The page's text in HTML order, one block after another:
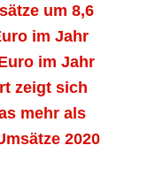
um 8,6
im Jahr
im Jahr
zeigt sich
mehr als
2020